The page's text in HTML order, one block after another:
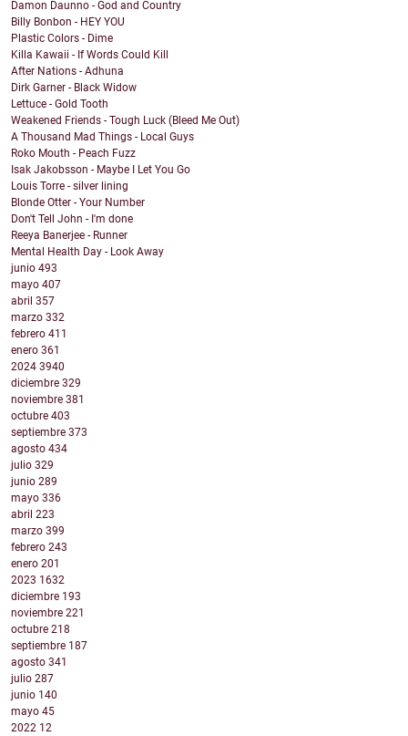
Damon Daunno - God and Country
Billy Bonbon - HEY YOU
Plastic Colors - Dime
Killa Kawaii - If Words Could Kill
After Nations - Adhuna
Dirk Garner - Black Widow
Lettuce - Gold Tooth
Weakened Friends - Tough Luck (Bleed Me Out)
A Thousand Mad Things - Local Guys
Roko Mouth - Peach Fuzz
Isak Jakobsson - Maybe I Let You Go
Louis Torre - silver lining
Blonde Otter - Your Number
Don't Tell John - I'm done
Reeya Banerjee - Runner
Mental Health Day - Look Away
junio 493
mayo 407
abril 357
marzo 332
febrero 411
enero 361
2024 3940
diciembre 329
noviembre 381
octubre 403
septiembre 373
agosto 434
julio 329
junio 289
mayo 336
abril 223
marzo 399
febrero 243
enero 201
2023 1632
diciembre 193
noviembre 221
octubre 218
septiembre 187
agosto 341
julio 287
junio 140
mayo 45
2022 12